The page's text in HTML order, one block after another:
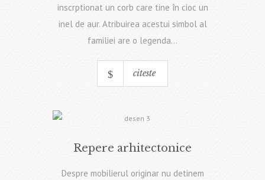
inscrptionat un corb care tine în cioc un
inel de aur. Atribuirea acestui simbol al
familiei are o legenda...
citeste
Repere arhitectonice
Despre mobilierul originar nu detinem